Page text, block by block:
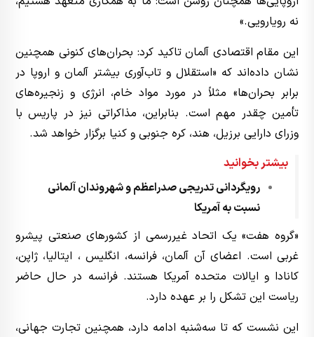
نه رویارویی.»
این مقام اقتصادی آلمان تاکید کرد: بحران‌های کنونی همچنین
نشان داده‌اند که «استقلال و تاب‌آوری بیشتر آلمان و اروپا در
برابر بحران‌ها» مثلاً در مورد مواد خام، انرژی و زنجیره‌های
تأمین چقدر مهم است. بنابراین، مذاکراتی نیز در پاریس با
وزرای دارایی برزیل، هند، کره جنوبی و کنیا برگزار خواهد شد.
بیشتر بخوانید
رویگردانی تدریجی صدراعظم و شهروندان آلمانی
نسبت به آمریکا
«گروه هفت» یک اتحاد غیررسمی از کشورهای صنعتی پیشرو
غربی است. اعضای آن آلمان، فرانسه، انگلیس ، ایتالیا، ژاپن،
کانادا و ایالات متحده آمریکا هستند. فرانسه در حال حاضر
ریاست این تشکل را بر عهده دارد.
این نشست که تا سه‌شنبه ادامه دارد، همچنین تجارت جهانی،